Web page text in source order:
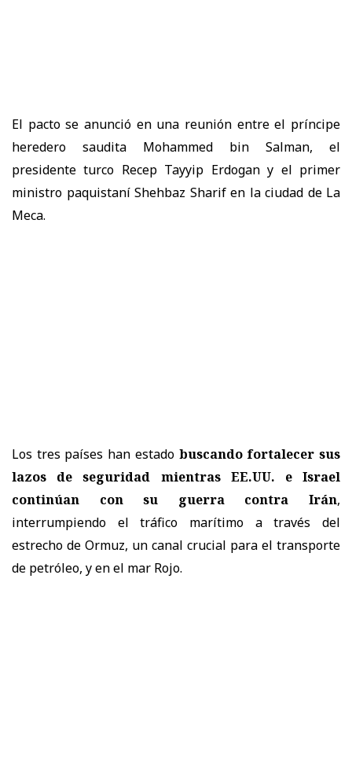
El pacto se anunció en una reunión entre el príncipe
heredero saudita Mohammed bin Salman, el
presidente turco Recep Tayyip Erdogan y el primer
ministro paquistaní Shehbaz Sharif en la ciudad de La
Meca.
Los tres países han estado buscando fortalecer sus
lazos de seguridad mientras EE.UU. e Israel
continúan con su guerra contra Irán,
interrumpiendo el tráfico marítimo a través del
estrecho de Ormuz, un canal crucial para el transporte
de petróleo, y en el mar Rojo.